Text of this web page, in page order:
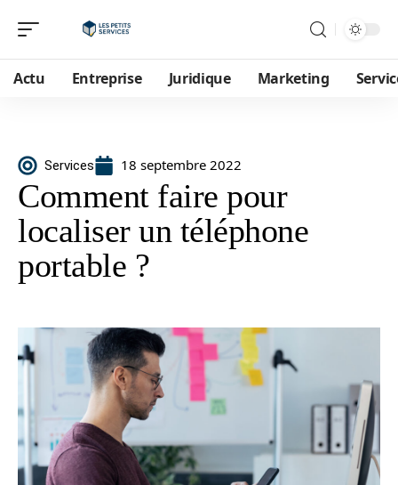
Actu Entreprise Juridique Marketing
Services 18 septembre 2022
Comment faire pour
localiser un téléphone
portable ?